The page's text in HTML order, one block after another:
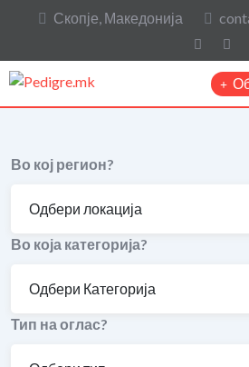
Скопје, Македонија
Во кој регион?
Во која категорија?
Тип на оглас?